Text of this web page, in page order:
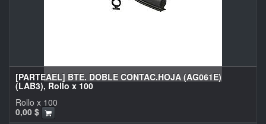
[PARTEAEL] BTE. DOBLE CONTAC.HOJA (AG061E)
(LAB3), Rollo x 100
0,00 $
Rollo x 100